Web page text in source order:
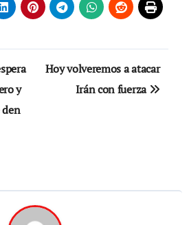
y
den
Hoy volveremos a atacar
Irán con fuerza